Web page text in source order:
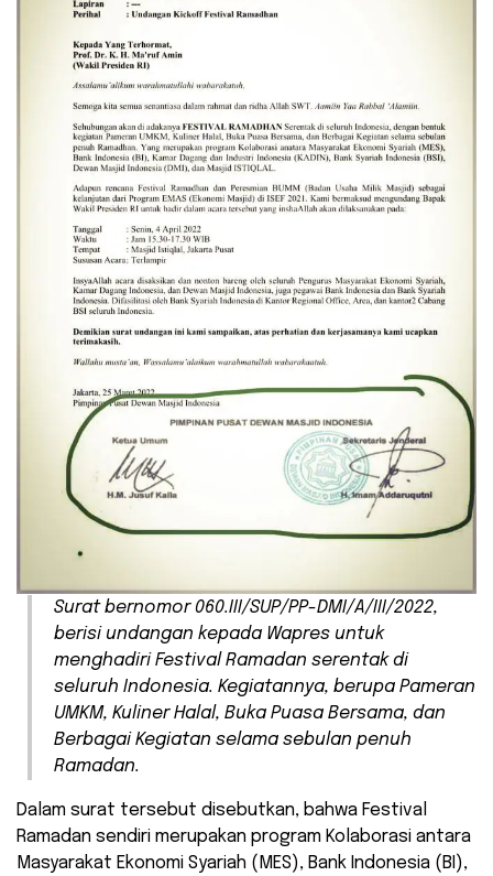
Surat bernomor 060.III/SUP/PP-DMI/A/III/2022,
berisi undangan kepada Wapres untuk
menghadiri Festival Ramadan serentak di
seluruh Indonesia. Kegiatannya, berupa Pameran
UMKM, Kuliner Halal, Buka Puasa Bersama, dan
Berbagai Kegiatan selama sebulan penuh
Ramadan.
Dalam surat tersebut disebutkan, bahwa Festival
Ramadan sendiri merupakan program Kolaborasi antara
Masyarakat Ekonomi Syariah (MES), Bank Indonesia (BI),